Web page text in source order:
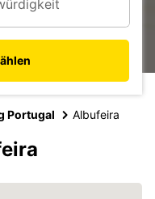
Portugal Albufeira